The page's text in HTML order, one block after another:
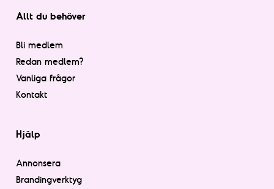
Allt du behöver
Bli medlem
Redan medlem?
Vanliga frågor
Kontakt
Hjälp
Annonsera
Brandingverktyg